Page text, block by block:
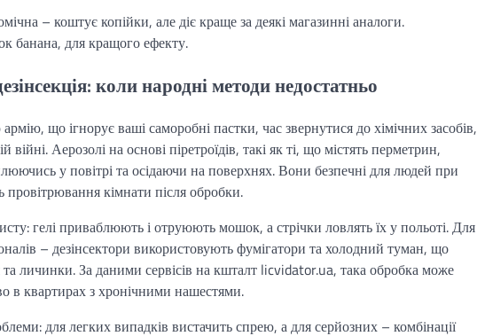
– коштує копійки, але діє краще за деякі магазинні аналоги.
банана, для кращого ефекту.
коли народні методи недостатньо
що ігнорує ваші саморобні пастки, час звернутися до хімічних засобів,
Аерозолі на основі піретроїдів, такі як ті, що містять перметрин,
у повітрі та осідаючи на поверхнях. Вони безпечні для людей при
кімнати після обробки.
гелі приваблюють і отруюють мошок, а стрічки ловлять їх у польоті. Для
– дезінсектори використовують фумігатори та холодний туман, що
личинки. За даними сервісів на кшталт licvidator.ua, така обробка може
в квартирах з хронічними нашестями.
для легких випадків вистачить спрею, а для серйозних – комбінації